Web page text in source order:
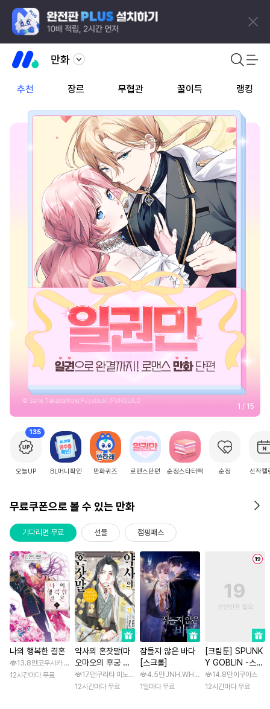
만화
추천 장르 무협관 꿀이득 랭킹
2 / 15
135
오늘UP BL머니확인 만화퀴즈 로맨스단편 순정스타터팩 순정 신작캘
무료쿠폰으로 볼 수 있는 만화
기다리면 무료 선물 점핑패스
나의 행복한 결혼
13.8만코우사카 리토 / 아기토기 아쿠미
12시간마다 무료
약사의 혼잣말(마
오마오의 후궁 수
수께끼 풀이수첩)
17만쿠라타 미노지 / 휴우가 나츠
12시간마다 무료
잠들지 않은 바다
[스크롤]
4.5만JNH.WH Studio / Lasso
1일마다 무료
[크림툰] SPUNK
Y GOBLIN -스펑
키 고블린- [스크
롤]
14.8만이쿠야스
12시간마다 무료